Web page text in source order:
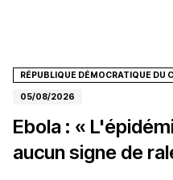
RÉPUBLIQUE DÉMOCRATIQUE DU
05/08/2026
Ebola : «
aucun signe de